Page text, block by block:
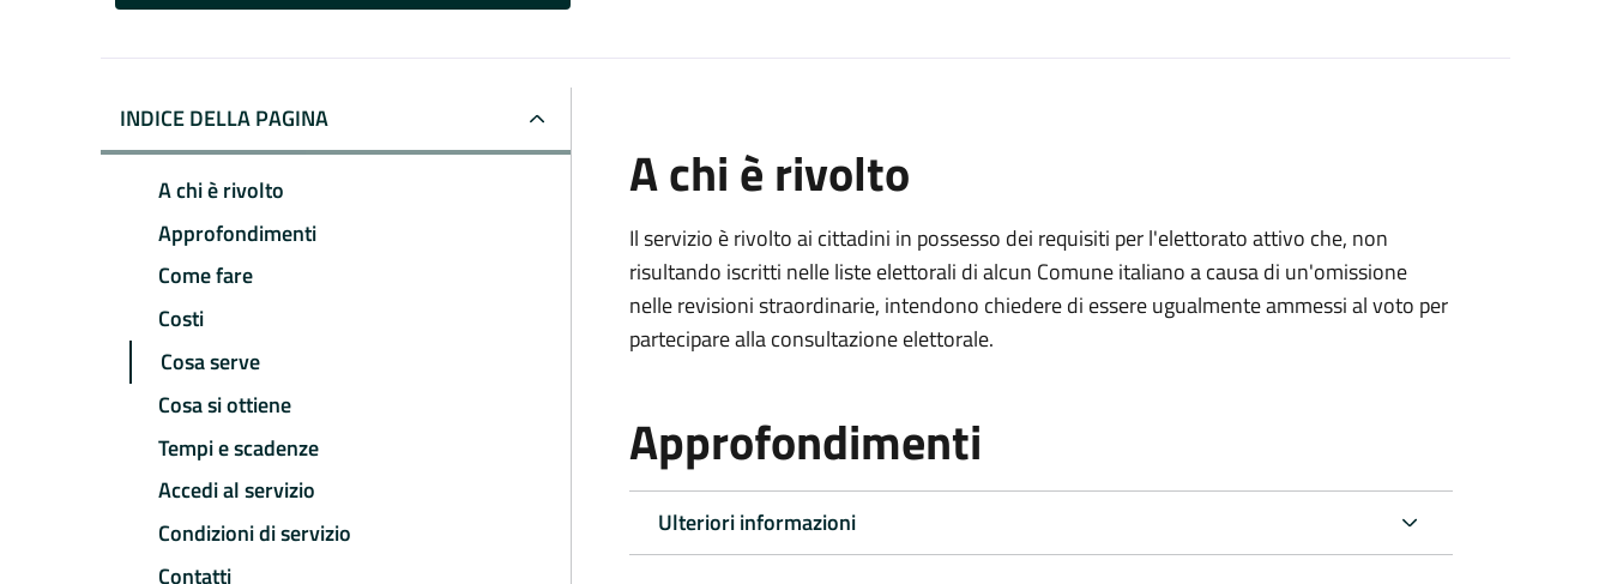
INDICE DELLA PAGINA
A chi è rivolto
Approfondimenti
Come fare
Costi
Cosa serve
Cosa si ottiene
Tempi e scadenze
Accedi al servizio
Condizioni di servizio
Contatti
A chi è rivolto
Il servizio è rivolto ai cittadini in possesso dei requisiti per l'elettorato attivo che, non
risultando iscritti nelle liste elettorali di alcun Comune italiano a causa di un'omissione
nelle revisioni straordinarie, intendono chiedere di essere ugualmente ammessi al voto per
partecipare alla consultazione elettorale.
Approfondimenti
Ulteriori informazioni